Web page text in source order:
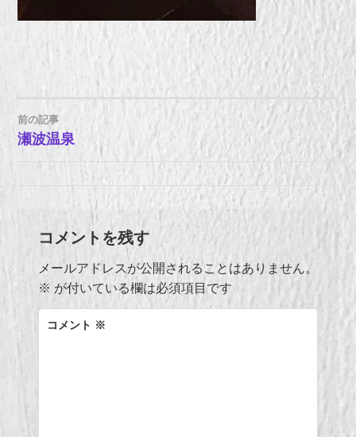
投
稿
ビ
ゲ
ー
前の記事
瀬波温泉
コメントを残す
メールアドレスが公開されることはありません。
※ が付いている欄は必須項目です
コメント ※